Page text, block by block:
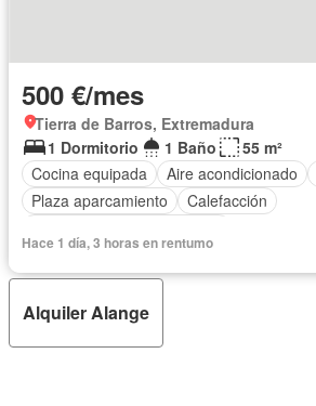
500 €/mes
Tierra de Barros, Extremadura
1 Dormitorio
1 Baño
55 m²
Cocina equipada
Aire acondicionado
Plaza aparcamiento
Calefacción
Hace 1 día, 3 horas en rentumo
Alquiler Alange